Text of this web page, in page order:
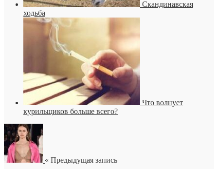
Скандинавская
ходьба
Что волнует
курильщиков больше всего?
« Предыдущая запись